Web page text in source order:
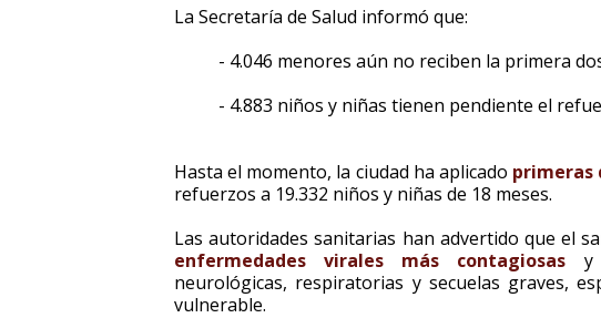
La Secretaría de Salud informó que:
- 4.046 menores aún no reciben la primera
- 4.883 niños y niñas tienen pendiente el
Hasta el momento, la ciudad ha aplicado primeras
refuerzos a 19.332 niños y niñas de 18 meses.
Las autoridades sanitarias han advertido que el
enfermedades virales más contagiosas y
neurológicas, respiratorias y secuelas graves,
vulnerable.